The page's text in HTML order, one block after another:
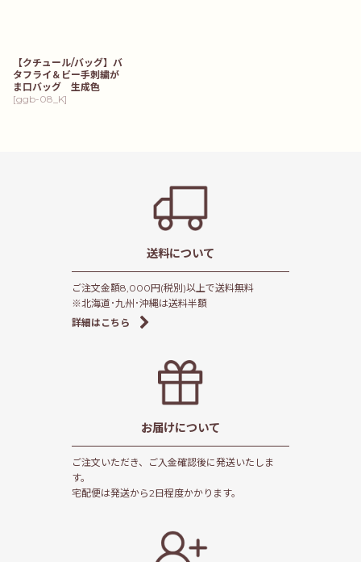
【クチュール/バッグ】バ
タフライ＆ビー手刺繍が
ま口バッグ 生成色
[ggb-08_K]
送料について
ご注文金額8,000円(税別)以上で送料無料
※北海道･九州･沖縄は送料半額
詳細はこちら
お届けについて
ご注文いただき、ご入金確認後に発送いたしま
す。
宅配便は発送から2日程度かかります。